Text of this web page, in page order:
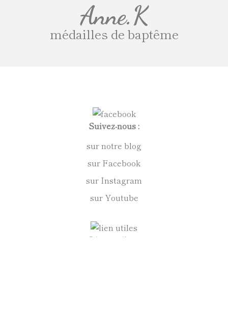
Anne.K
médailles de baptême
Suivez-nous :
sur notre blog
sur Facebook
sur Instagram
sur Youtube
Liens utiles :